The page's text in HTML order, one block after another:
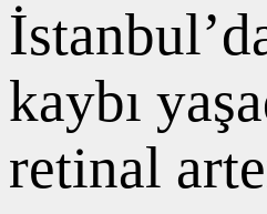
kaybı
retinal